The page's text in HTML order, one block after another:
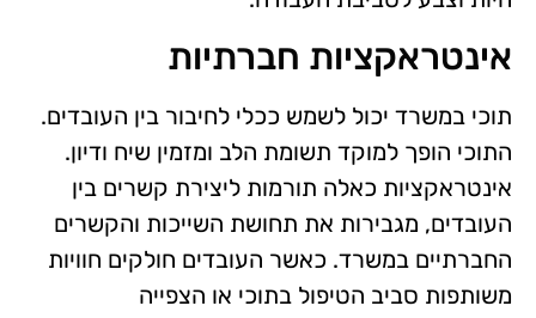
אינטראקציות חברתיות
תוכי במשרד יכול לשמש ככלי לחיבור בין העובדים.
התוכי הופך למוקד תשומת הלב ומזמין שיח ודיון.
אינטראקציות כאלה תורמות ליצירת קשרים בין
העובדים, מגבירות את תחושת השייכות והקשרים
החברתיים במשרד. כאשר העובדים חולקים חוויות
משותפות סביב הטיפול בתוכי או הצפייה